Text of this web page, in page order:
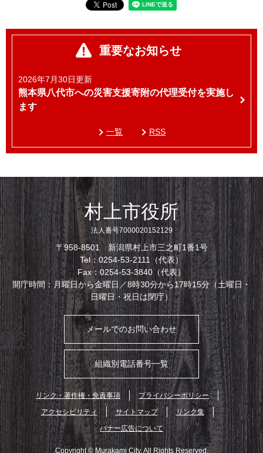
重要なお知らせ
2026年7月30日更新
熊本県八代市への災害支援寄附の代理受付を実施し
ます
一覧 RSS
村上市役所
法人番号7000020152129
〒958-8501 新潟県村上市三之町1番1号
Tel：0254-53-2111（代表）
Fax：0254-53-3840（代表）
開庁時間：月曜日から金曜日／8時30分から17時15分（土曜日・
日曜日・祝日は閉庁）
メールでのお問い合わせ
組織別電話番号一覧
リンク・著作権・免責事項
プライバシーポリシー
アクセシビリティ
サイトマップ
リンク集
バナー広告について
Copyright © Murakami City. All Rights Reserved.